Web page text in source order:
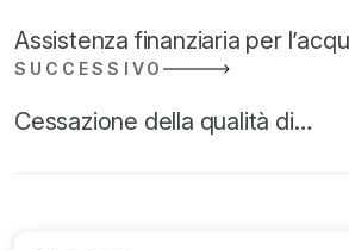
Assistenza finanziaria per
SUCCESSIVO
Cessazione della qualità di…